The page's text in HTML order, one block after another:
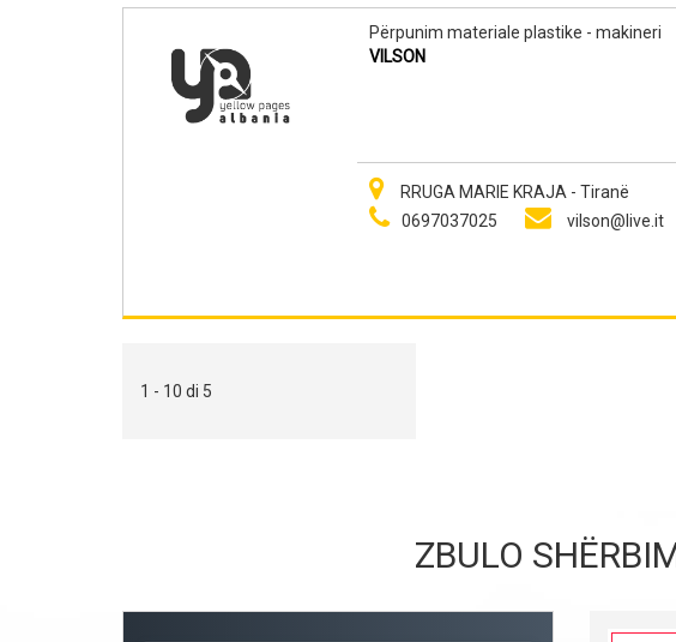
Përpunim materiale plastike - makineri
VILSON
RRUGA MARIE KRAJA - Tiranë
0697037025
vilson@live.it
1 - 10 di 5
ZBULO